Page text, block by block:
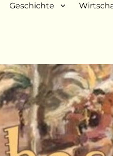
Geschichte